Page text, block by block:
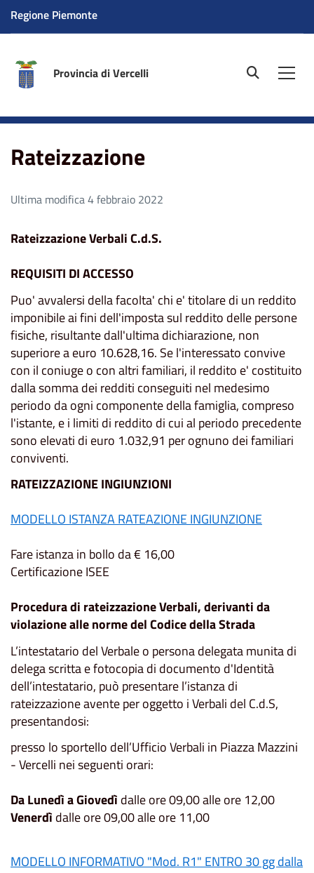
Regione Piemonte
Provincia di Vercelli site.searc
Rateizzazione
Ultima modifica 4 febbraio 2022
Rateizzazione Verbali C.d.S.
REQUISITI DI ACCESSO
Puo' avvalersi della facolta' chi e' titolare di un reddito
imponibile ai fini dell'imposta sul reddito delle persone
fisiche, risultante dall'ultima dichiarazione, non
superiore a euro 10.628,16. Se l'interessato convive
con il coniuge o con altri familiari, il reddito e' costituito
dalla somma dei redditi conseguiti nel medesimo
periodo da ogni componente della famiglia, compreso
l'istante, e i limiti di reddito di cui al periodo precedente
sono elevati di euro 1.032,91 per ognuno dei familiari
conviventi.
RATEIZZAZIONE INGIUNZIONI
MODELLO ISTANZA RATEAZIONE INGIUNZIONE
Fare istanza in bollo da € 16,00
Certificazione ISEE
Procedura di rateizzazione Verbali, derivanti da
violazione alle norme del Codice della Strada
L’intestatario del Verbale o persona delegata munita di
delega scritta e fotocopia di documento d'Identità
dell’intestatario, può presentare l’istanza di
rateizzazione avente per oggetto i Verbali del C.d.S,
presentandosi:
presso lo sportello dell’Ufficio Verbali in Piazza Mazzini
- Vercelli nei seguenti orari:
Da Lunedì a Giovedì dalle ore 09,00 alle ore 12,00
Venerdì dalle ore 09,00 alle ore 11,00
MODELLO INFORMATIVO "Mod. R1" ENTRO 30 gg dalla